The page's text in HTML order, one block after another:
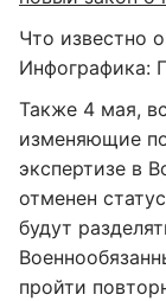
Что известно
Инфографика:
Также 4 мая,
изменяющие
экспертизе в
отменен
будут
пройти